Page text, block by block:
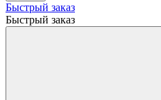
Быстрый заказ
Быстрый заказ